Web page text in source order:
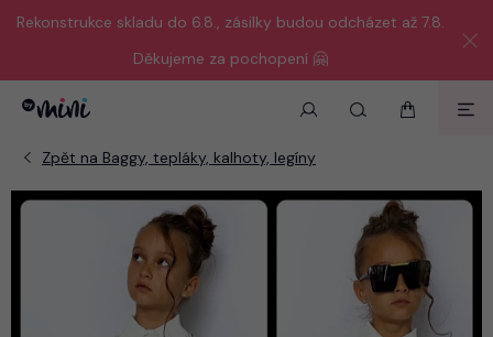
Rekonstrukce skladu do 6.8., zásilky budou odcházet až 7.8.
Děkujeme za pochopení 🤗